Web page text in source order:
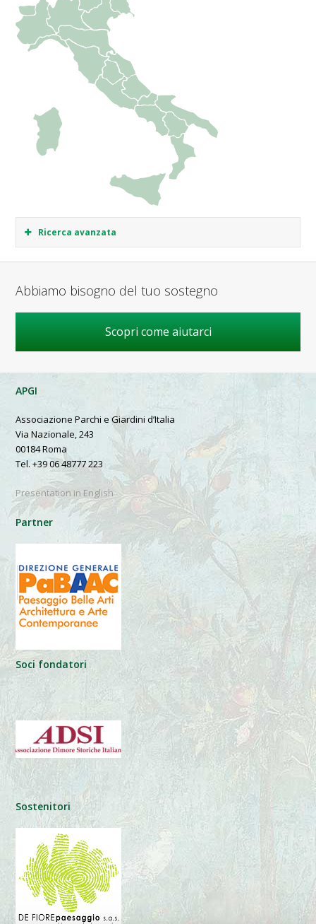
Ricerca avanzata
Abbiamo bisogno del tuo sostegno
Scopri come aiutarci
APGI
Associazione Parchi e Giardini d’Italia
Via Nazionale, 243
00184 Roma
Tel. +39 06 48777 223
Presentation in English
Partner
Soci fondatori
Sostenitori